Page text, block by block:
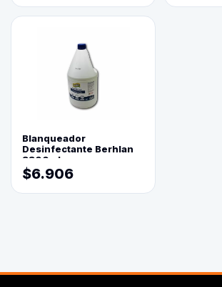
Blanqueador
Desinfectante Berhlan
3800ml
$6.906